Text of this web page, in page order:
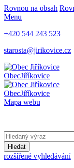
Rovnou na obsah
Menu
+420 544 243 523
starosta@jirikovice.cz
ObecJiříkovice
ObecJiříkovice
Mapa webu
Hledat
rozšířené vyhledávání